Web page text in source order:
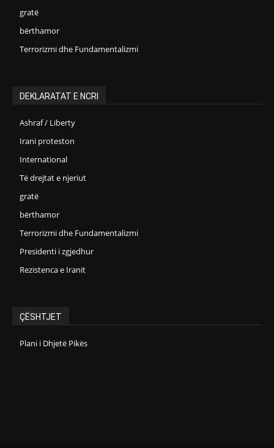
gratë
bërthamor
Terrorizmi dhe Fundamentalizmi
DEKLARATAT E NCRI
Ashraf / Liberty
Irani proteston
International
Të drejtat e njeriut
gratë
bërthamor
Terrorizmi dhe Fundamentalizmi
Presidenti i zgjedhur
Rezistenca e Iranit
ÇËSHTJET
Plani i Dhjetë Pikës